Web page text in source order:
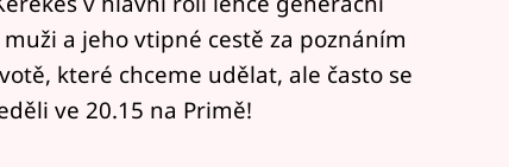
a jeho vtipné cestě za poznáním
které chceme udělat, ale často se
ve 20.15 na Primě!